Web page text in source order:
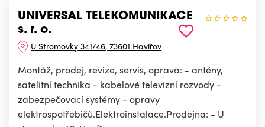
UNIVERSAL TELEKOMUNIKACE
s. r. o.
U Stromovky 341/46, 73601 Havířov
Montáž, prodej, revize, servis, oprava: - antény,
satelitní technika - kabelové televizní rozvody -
zabezpečovací systémy - opravy
elektrospotřebičů.Elektroinstalace.Prodejna: - U